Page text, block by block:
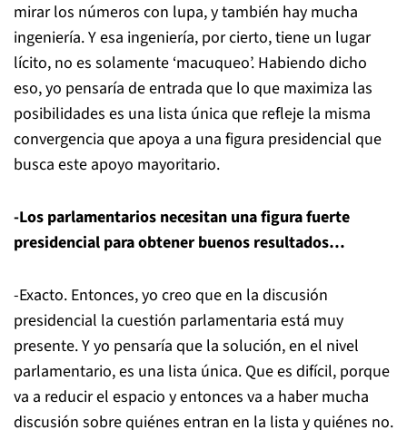
mirar los números con lupa, y también hay mucha
ingeniería. Y esa ingeniería, por cierto, tiene un lugar
lícito, no es solamente ‘macuqueo’. Habiendo dicho
eso, yo pensaría de entrada que lo que maximiza las
posibilidades es una lista única que refleje la misma
convergencia que apoya a una figura presidencial que
busca este apoyo mayoritario.
-Los parlamentarios necesitan una figura fuerte
presidencial para obtener buenos resultados…
-Exacto. Entonces, yo creo que en la discusión
presidencial la cuestión parlamentaria está muy
presente. Y yo pensaría que la solución, en el nivel
parlamentario, es una lista única. Que es difícil, porque
va a reducir el espacio y entonces va a haber mucha
discusión sobre quiénes entran en la lista y quiénes no.